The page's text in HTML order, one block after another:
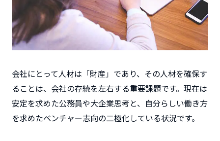
会社にとって人材は「財産」であり、その人材を確保す
ることは、会社の存続を左右する重要課題です。現在は
安定を求めた公務員や大企業思考と、自分らしい働き方
を求めたベンチャー志向の二極化している状況です。